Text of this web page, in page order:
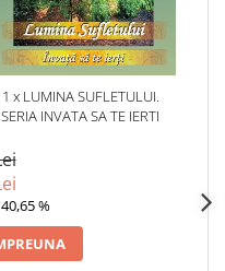
1 x LUMINA SUFLETULUI.
SERIA INVATA SA TE IERTI
%